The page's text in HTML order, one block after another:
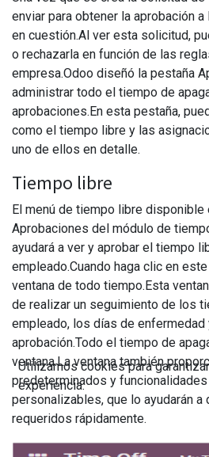
enviar para obtener la aprobación
en cuestión.Al ver esta solicitud,
o rechazarla en función de las
empresa.Odoo diseñó la pestaña
administrar todo el tiempo de
aprobaciones.En esta pestaña,
como el tiempo libre y las
uno de ellos en detalle.
Tiempo libre
El menú de tiempo libre disponible
Aprobaciones del módulo de
ayudará a ver y aprobar el tiempo
empleado.Cuando haga clic en
ventana de todo tiempo.Esta
de realizar un seguimiento de los
empleado, los días de
aprobación.Todo el tiempo de
ventana.La ventana también
predeterminados y
personalizables, que lo ayudarán
requeridos rápidamente.
Utilizamos cookies para
experiencia.